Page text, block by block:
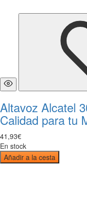
Altavoz Alcatel
Calidad para tu
41 ,93€
En stock
Añadir a la cesta